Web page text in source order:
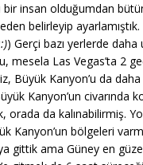
insan olduğumdan
belirleyip ayarlamıştık.
) Gerçi bazı yerlerde daha
mesela Las Vegas’ta 2
Büyük Kanyon’u da
Kanyon’un civarında
orada da kalınabilirmiş.
Kanyon’un bölgeleri
gittik ama Güney en